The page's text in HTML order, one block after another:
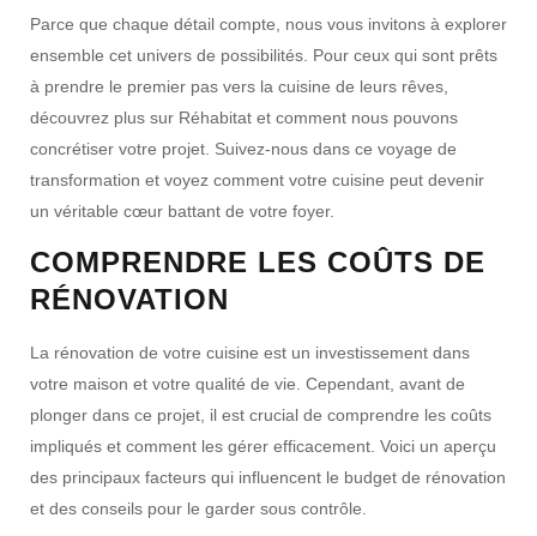
Parce que chaque détail compte, nous vous invitons à explorer
ensemble cet univers de possibilités. Pour ceux qui sont prêts
à prendre le premier pas vers la cuisine de leurs rêves,
découvrez plus sur Réhabitat et comment nous pouvons
concrétiser votre projet. Suivez-nous dans ce voyage de
transformation et voyez comment votre cuisine peut devenir
un véritable cœur battant de votre foyer.
COMPRENDRE LES COÛTS DE
RÉNOVATION
La rénovation de votre cuisine est un investissement dans
votre maison et votre qualité de vie. Cependant, avant de
plonger dans ce projet, il est crucial de comprendre les coûts
impliqués et comment les gérer efficacement. Voici un aperçu
des principaux facteurs qui influencent le budget de rénovation
et des conseils pour le garder sous contrôle.